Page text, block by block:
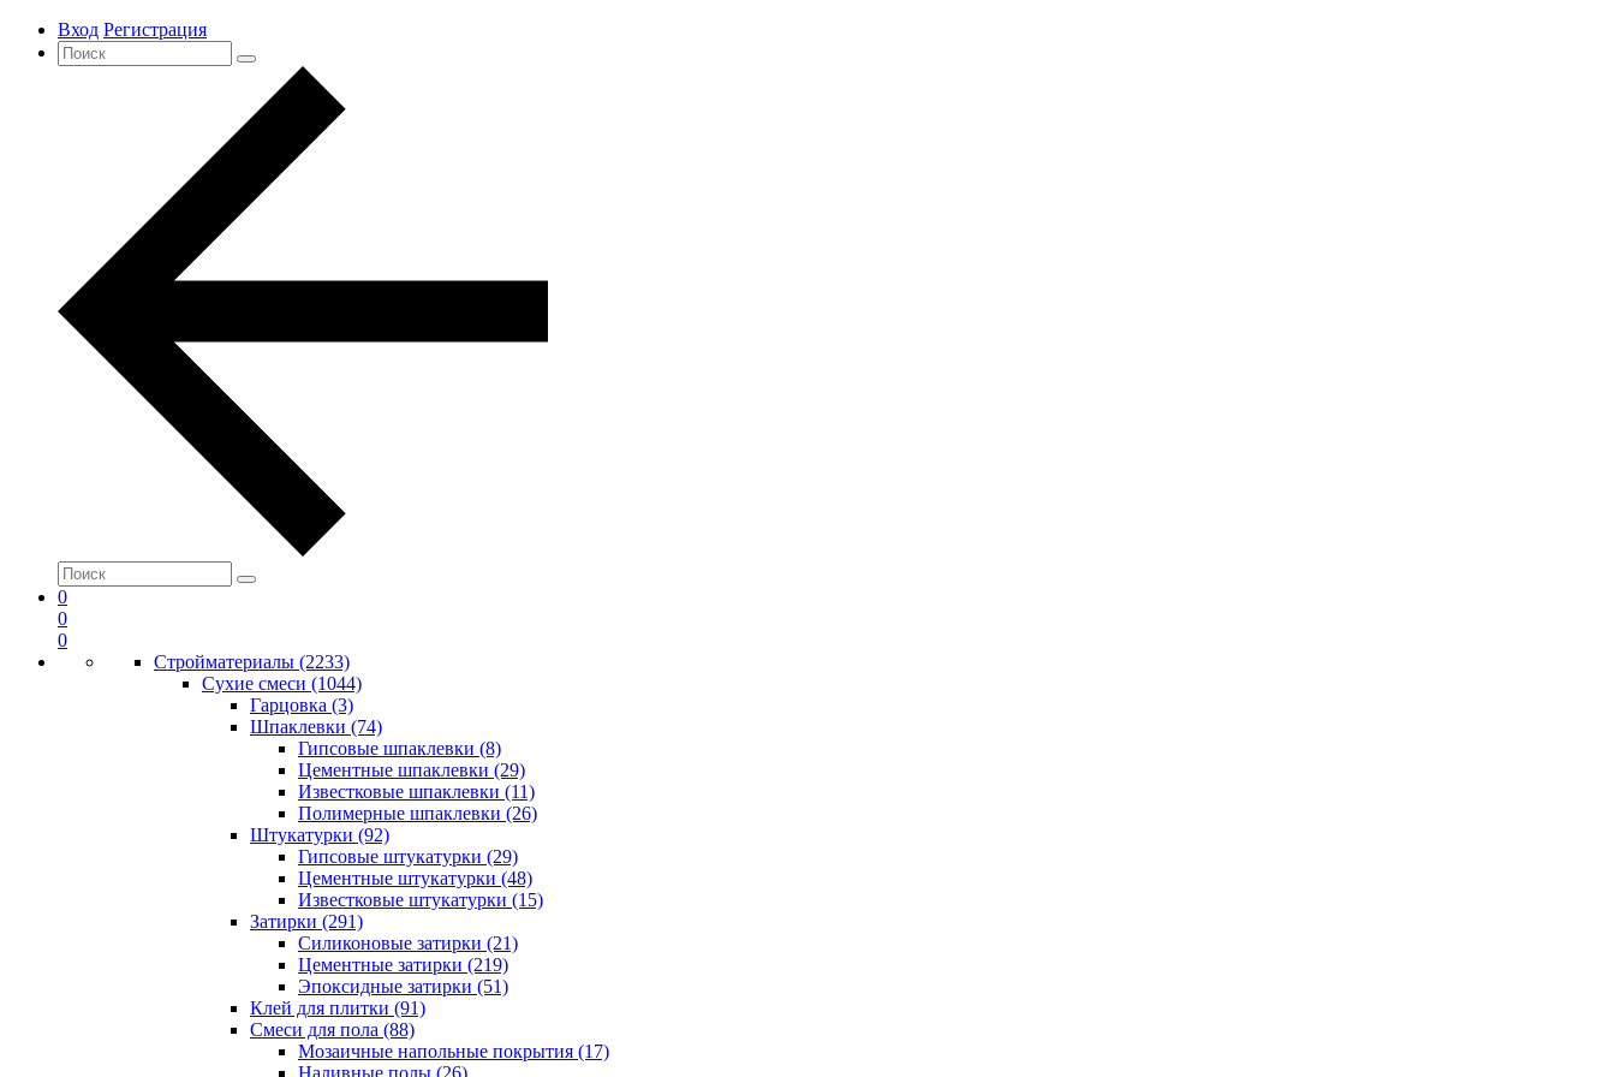
Вход Регистрация
0
0
0
Стройматериалы (2233)
Сухие смеси (1044)
Гарцовка (3)
Шпаклевки (74)
Гипсовые шпаклевки (8)
Цементные шпаклевки (29)
Известковые шпаклевки (11)
Полимерные шпаклевки (26)
Штукатурки (92)
Гипсовые штукатурки (29)
Цементные штукатурки (48)
Известковые штукатурки (15)
Затирки (291)
Силиконовые затирки (21)
Цементные затирки (219)
Эпоксидные затирки (51)
Клей для плитки (91)
Смеси для пола (88)
Мозаичные напольные покрытия (17)
Наливные полы (26)